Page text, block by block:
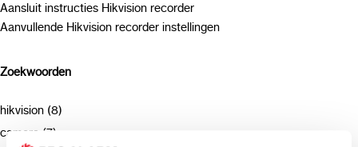
Aansluit instructies Hikvision recorder
Aanvullende Hikvision recorder instellingen
Zoekwoorden
hikvision (8)
camera (7)